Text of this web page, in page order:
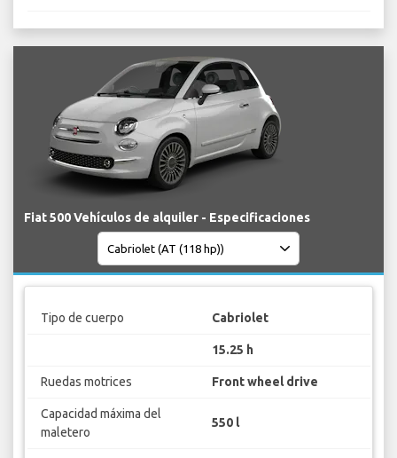
Fiat 500 Vehículos de alquiler - Especificaciones
Tipo de cuerpo Cabriolet
15.25 h
Ruedas motrices Front wheel drive
Capacidad máxima del
maletero
550 l